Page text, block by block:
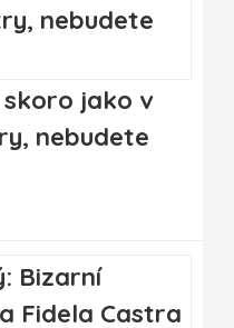
skoro jako v
nebudete